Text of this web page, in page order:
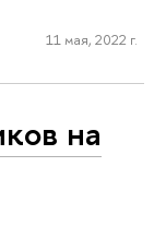
11 мая, 2022 г.
на